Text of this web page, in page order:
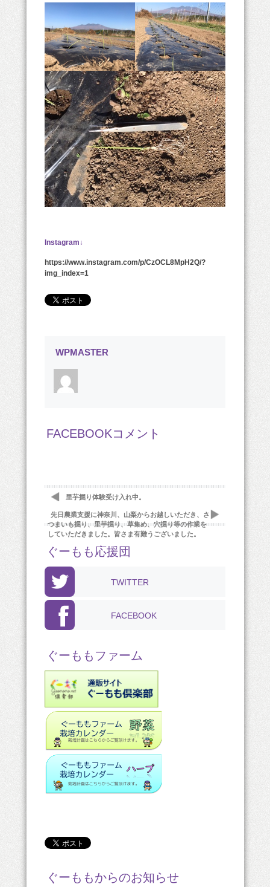
Instagram↓
https://www.instagram.com/p/CzOCL8MpH2Q/?
img_index=1
WPMASTER
FACEBOOKコメント
里芋掘り体験受け入れ中。
先日農業支援に神奈川、山梨からお越しいただき、さ
つまいも掘り、里芋掘り、草集め、穴掘り等の作業を
していただきました。皆さま有難うございました。
ぐーもも応援団
TWITTER
FACEBOOK
ぐーももファーム
ぐーももからのお知らせ